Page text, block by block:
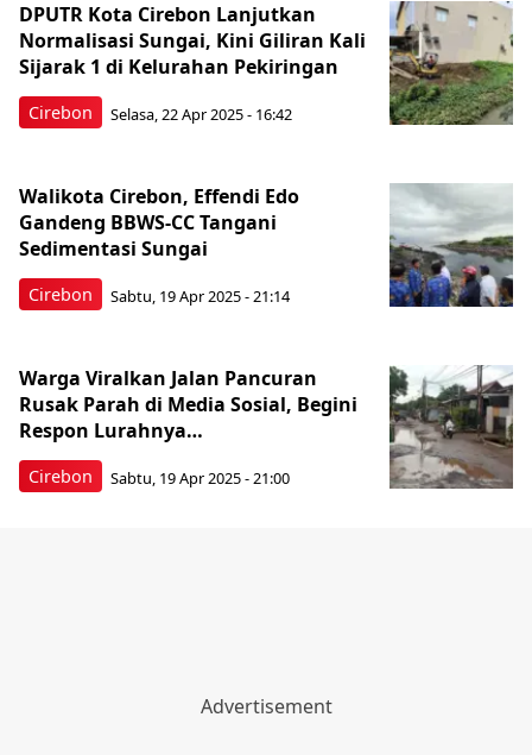
Cirebon
DPUTR Kota Cirebon Lanjutkan
Normalisasi Sungai, Kini Giliran Kali
Sijarak 1 di Kelurahan Pekiringan
Selasa, 22 Apr 2025 - 16:42
Cirebon
Walikota Cirebon, Effendi Edo
Gandeng BBWS-CC Tangani
Sedimentasi Sungai
Sabtu, 19 Apr 2025 - 21:14
Cirebon
Warga Viralkan Jalan Pancuran
Rusak Parah di Media Sosial, Begini
Respon Lurahnya…
Sabtu, 19 Apr 2025 - 21:00